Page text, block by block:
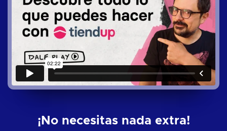
¡No necesitas nada extra!